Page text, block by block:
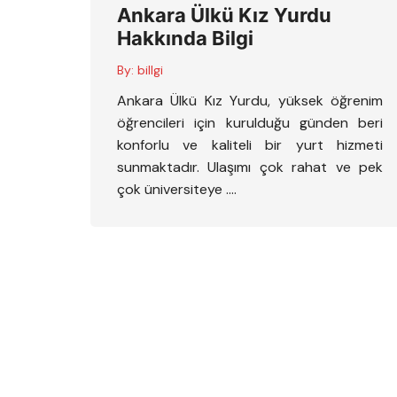
Ankara Ülkü Kız Yurdu
Hakkında Bilgi
By: billgi
Ankara Ülkü Kız Yurdu, yüksek öğrenim
öğrencileri için kurulduğu günden beri
konforlu ve kaliteli bir yurt hizmeti
sunmaktadır. Ulaşımı çok rahat ve pek
çok üniversiteye ….